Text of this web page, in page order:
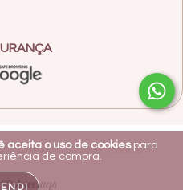
aceita o uso de cookiespara
de compra.
- 2026. Todos os